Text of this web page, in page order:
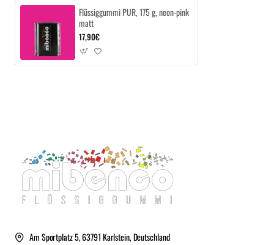
Flüssiggummi PUR, 175 g, neon-pink
matt
17,90€
Am Sportplatz 5, 63791 Karlstein, Deutschland